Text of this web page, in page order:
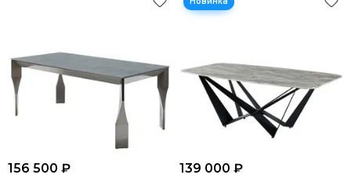
156 500 ₽ 139 000 ₽